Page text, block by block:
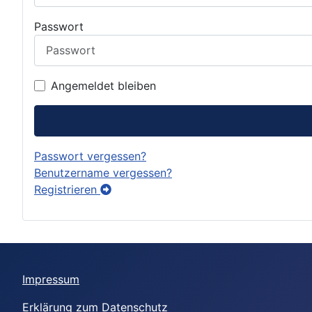
Passwort
Angemeldet bleiben
Passwort vergessen?
Benutzername vergessen?
Registrieren
Impressum
Erklärung zum Datenschutz